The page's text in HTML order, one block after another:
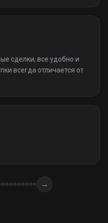
сделки, все удобно и
всегда отличается от
→